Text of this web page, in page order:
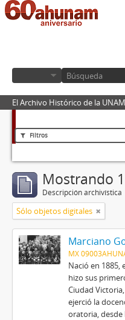
El Archivo Histórico de la UNAM
Filtros
Mostrando
Descripción archivística
Sólo objetos digitales
Marciano
MX
Nació en 1885,
hizo sus
Ciudad
ejerció la
oratoria,